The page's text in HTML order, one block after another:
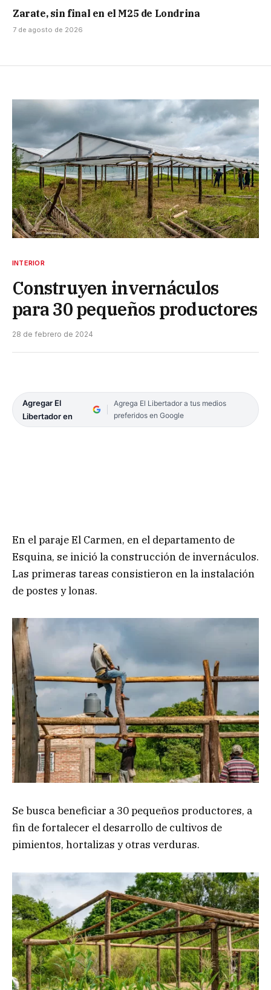
Zarate, sin final en el M25 de Londrina
7 de agosto de 2026
INTERIOR
Construyen invernáculos
para 30 pequeños productores
28 de febrero de 2024
Agregar El
Libertador en
Agrega El Libertador a tus medios
preferidos en Google
En el paraje El Carmen, en el departamento de
Esquina, se inició la construcción de invernáculos.
Las primeras tareas consistieron en la instalación
de postes y lonas.
Se busca beneficiar a 30 pequeños productores, a
fin de fortalecer el desarrollo de cultivos de
pimientos, hortalizas y otras verduras.